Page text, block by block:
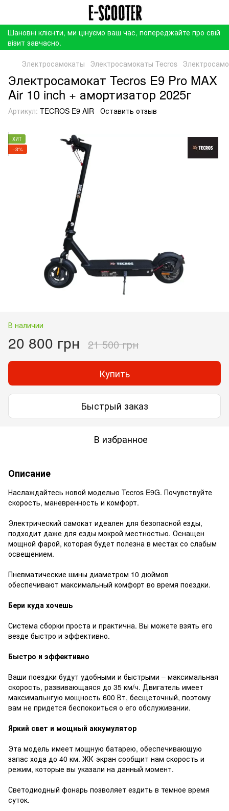
Шановні клієнти, ми цінуємо ваш час, попереджайте про свій
візит завчасно.
Электросамокаты Электросамокаты Tecros
Электросамокат Tecros E9 Pro MAX
Air 10 inch + амортизатор 2025г
Артикул: TECROS E9 AIR Оставить отзыв
ХИТ
−3%
В наличии
20 800 грн 21 500 грн
Купить
Быстрый заказ
В избранное
Описание
Наслаждайтесь новой моделью Tecros E9G. Почувствуйте
скорость, маневренность и комфорт.
Электрический самокат идеален для безопасной езды,
подходит даже для езды мокрой местностью. Оснащен
мощной фарой, которая будет полезна в местах со слабым
освещением.
Пневматические шины диаметром 10 дюймов
обеспечивают максимальный комфорт во время поездки.
Бери куда хочешь
Система сборки проста и практична. Вы можете взять его
везде быстро и эффективно.
Быстро и эффективно
Ваши поездки будут удобными и быстрыми – максимальная
скорость, развивающаяся до 35 км/ч. Двигатель имеет
максимальнгую мощность 600 Вт, бесщеточный, поэтому
вам не придется беспокоиться о его обслуживании.
Яркий свет и мощный аккумулятор
Эта модель имеет мощную батарею, обеспечивающую
запас хода до 40 км. ЖК-экран сообщит нам скорость и
режим, которые вы указали на данный момент.
Светодиодный фонарь позволяет ездить в темное время
суток.